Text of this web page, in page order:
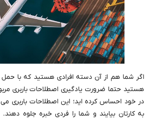
اگر شما هم از آن دسته افرادی هستید که با حمل
هستید حتما ضرورت یادگیری اصطلاحات باربری
در خود احساس کرده اید؛ این اصطلاحات باربری می
به کارتان بیایند و شما را فردی خبره جلوه